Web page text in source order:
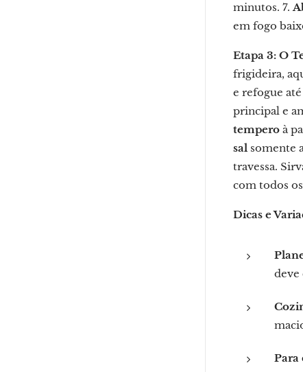
minutos. 7.
em fogo
Etapa 3: O
frigideira,
e refogue
principal e
tempero à
sal somente
travessa.
com todos
Dicas e
deve
Para